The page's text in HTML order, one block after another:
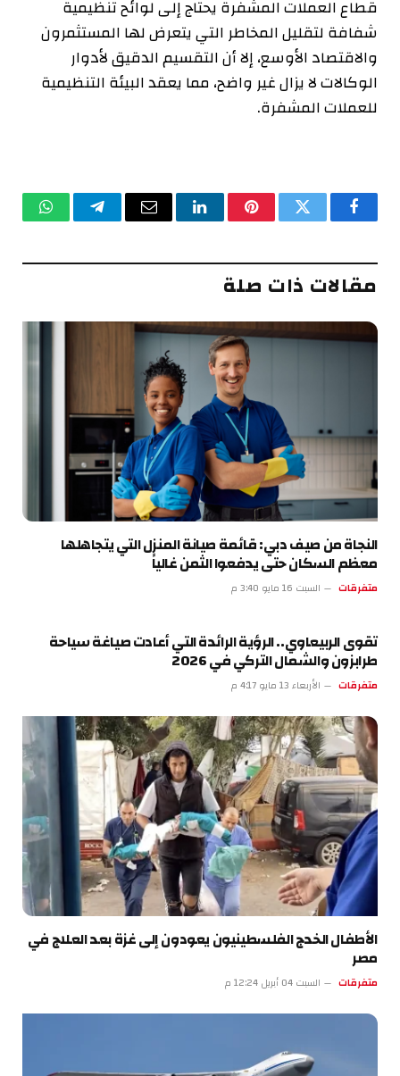
قطاع العملات المشفرة يحتاج إلى لوائح تنظيمية
شفافة لتقليل المخاطر التي يتعرض لها المستثمرون
والاقتصاد الأوسع، إلا أن التقسيم الدقيق لأدوار
الوكالات لا يزال غير واضح، مما يعقد البيئة التنظيمية
للعملات المشفرة.
فيسبوكتويتر بينتيريستلينكدإنالبريد تيلقرام
مقالات ذات صلة
النجاة من صيف دبي: قائمة صيانة المنزل التي يتجاهلها
معظم السكان حتى يدفعوا الثمن غالياً
متفرقات السبت 16 مايو 3:40 م
تقوى الربيعاوي.. الرؤية الرائدة التي أعادت صياغة سياحة
طرابزون والشمال التركي في 2026
متفرقات الأربعاء 13 مايو 4:17 م
الأطفال الخدج الفلسطينيون يعودون إلى غزة بعد العلاج في
مصر
متفرقات السبت 04 أبريل 12:24 م